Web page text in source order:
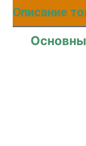
Описание